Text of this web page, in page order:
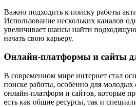
Важно подходить к поиску работы
Использование нескольких каналов
увеличивает шансы найти
начать свою карьеру.
Онлайн-платформы и сайты
В современном мире интернет стал
поиске работы, особенно для молодых
онлайн-платформ и сайтов, которые
есть как общие ресурсы, так и